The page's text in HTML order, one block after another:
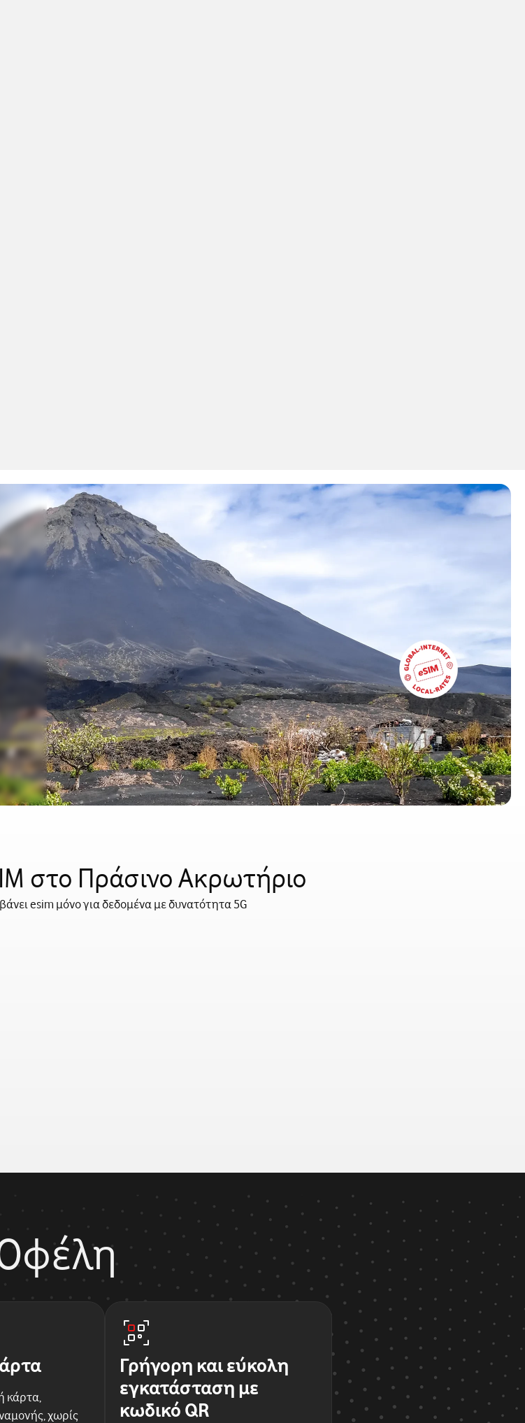
στο Πράσινο Ακρωτήριο
esim μόνο για δεδομένα με δυνατότητα 5G
κάρτα,
χωρίς
Γρήγορη και εύκολη
εγκατάσταση με
κωδικό QR